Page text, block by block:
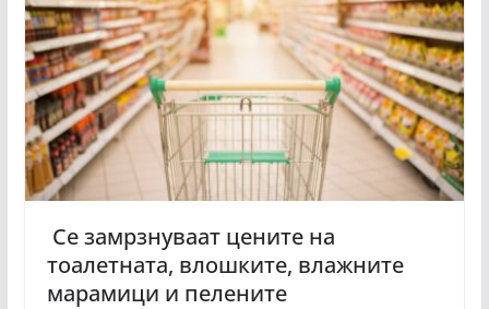
Се замрзнуваат цените на
тоалетната, влошките, влажните
марамици и пелените